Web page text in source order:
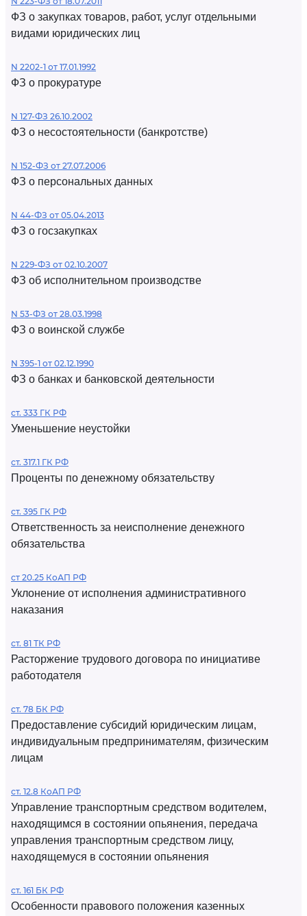
ФЗ о закупках товаров, работ, услуг отдельными
видами юридических лиц
N 2202-1 от 17.01.1992
ФЗ о прокуратуре
N 127-ФЗ 26.10.2002
ФЗ о несостоятельности (банкротстве)
N 152-ФЗ от 27.07.2006
ФЗ о персональных данных
N 44-ФЗ от 05.04.2013
ФЗ о госзакупках
N 229-ФЗ от 02.10.2007
ФЗ об исполнительном производстве
N 53-ФЗ от 28.03.1998
ФЗ о воинской службе
N 395-1 от 02.12.1990
ФЗ о банках и банковской деятельности
ст. 333 ГК РФ
Уменьшение неустойки
ст. 317.1 ГК РФ
Проценты по денежному обязательству
ст. 395 ГК РФ
Ответственность за неисполнение денежного
обязательства
ст 20.25 КоАП РФ
Уклонение от исполнения административного
наказания
ст. 81 ТК РФ
Расторжение трудового договора по инициативе
работодателя
ст. 78 БК РФ
Предоставление субсидий юридическим лицам,
индивидуальным предпринимателям, физическим
лицам
ст. 12.8 КоАП РФ
Управление транспортным средством водителем,
находящимся в состоянии опьянения, передача
управления транспортным средством лицу,
находящемуся в состоянии опьянения
ст. 161 БК РФ
Особенности правового положения казенных